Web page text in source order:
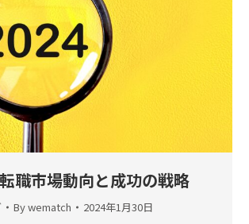
職市場動向と成功の戦略
Bywematch 2024年1月30日